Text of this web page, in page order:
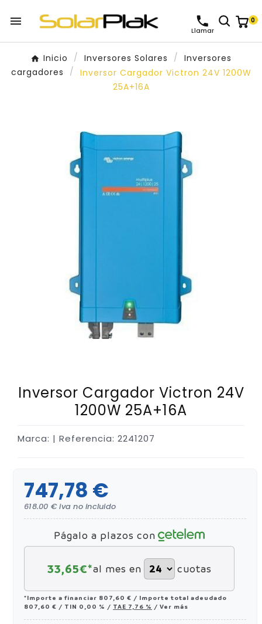

Llamar
0
Inicio Inversores Solares
Inversores
cargadores
Inversor Cargador Victron 24V 1200W
25A+16A
Inversor Cargador Victron 24V
1200W 25A+16A
Marca: | Referencia: 2241207
747,78 €
618.00 € iva no incluido
Págalo a plazos con
33,65€*al mes en cuotas
*Importe a financiar 807,60 € / Importe total adeudado
807,60 € / TIN 0,00 % / TAE 7,76 % / Ver más